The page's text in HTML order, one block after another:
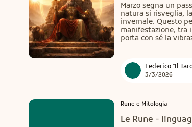
Marzo segna un
natura si risveglia,
invernale. Questo
manifestazione, tra
porta con sé la
Federico "Il
3/3/2026
Rune e Mitologia
Le Rune -